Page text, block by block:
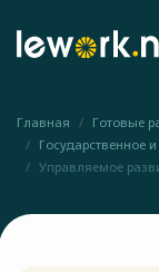
Главная Готовые
Государственное
Управляемое